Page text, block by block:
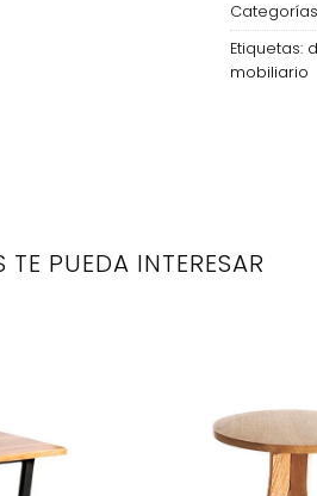
Etiquetas:
mobiliario
TE PUEDA INTERESAR